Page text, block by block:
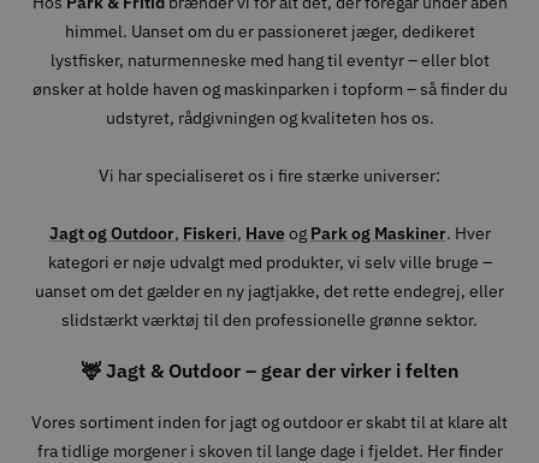
himmel. Uanset om du er passioneret jæger, dedikeret
lystfisker, naturmenneske med hang til eventyr – eller blot
ønsker at holde haven og maskinparken i topform – så finder du
udstyret, rådgivningen og kvaliteten hos os.
Vi har specialiseret os i fire stærke universer:
Jagt og Outdoor, Fiskeri, Haveog Park og Maskiner. Hver
kategori er nøje udvalgt med produkter, vi selv ville bruge –
uanset om det gælder en ny jagtjakke, det rette endegrej, eller
slidstærkt værktøj til den professionelle grønne sektor.
🦌 Jagt & Outdoor – gear der virker i felten
Vores sortiment inden for jagt og outdoor er skabt til at klare alt
fra tidlige morgener i skoven til lange dage i fjeldet. Her finder